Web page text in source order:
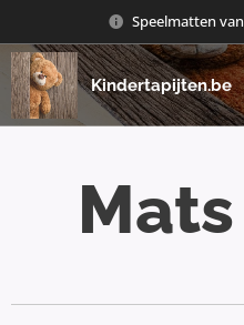
Speelmatten
Kindertapijten.be